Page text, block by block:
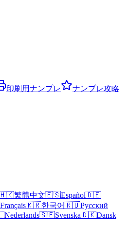
印刷用ナンプレ
ナンプレ攻略
繁體中文🇪🇸Español🇩🇪
Français🇰🇷한국어🇷🇺Русский
Nederlands🇸🇪Svenska🇩🇰Dansk